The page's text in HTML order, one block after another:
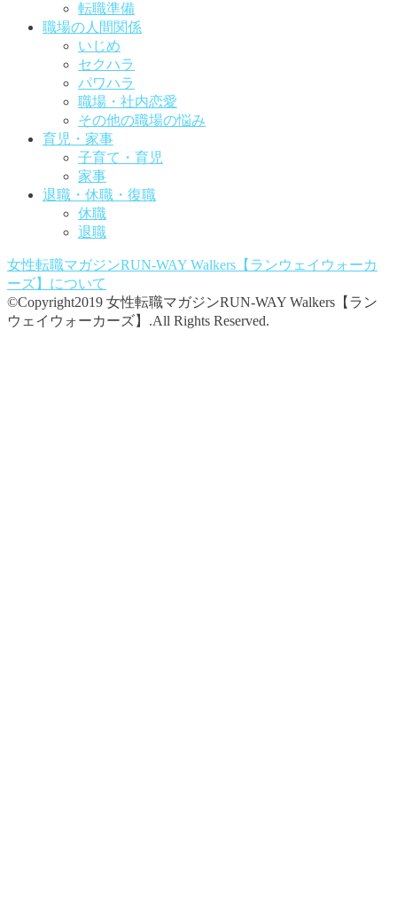
転職準備
職場の人間関係
いじめ
セクハラ
パワハラ
職場・社内恋愛
その他の職場の悩み
育児・家事
子育て・育児
家事
退職・休職・復職
休職
退職
女性転職マガジンRUN-WAY Walkers【ランウェイウォーカ
ーズ】 について
©Copyright2019 女性転職マガジンRUN-WAY Walkers【ラン
ウェイウォーカーズ】.All Rights Reserved.